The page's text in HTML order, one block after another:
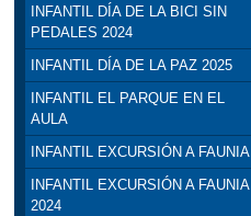
INFANTIL DÍA DE LA BICI SIN
PEDALES 2024
INFANTIL DÍA DE LA PAZ 2025
INFANTIL EL PARQUE EN EL
AULA
INFANTIL EXCURSIÓN A FAUNIA
INFANTIL EXCURSIÓN A FAUNIA
2024